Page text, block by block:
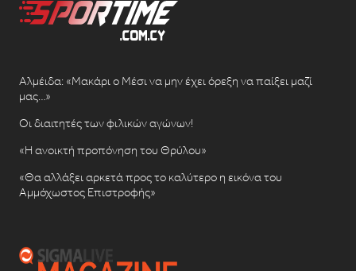
Αλμέιδα: «Μακάρι ο Μέσι να μην έχει όρεξη να παίξει μαζί
μας…»
Οι διαιτητές των φιλικών αγώνων!
«Η ανοικτή προπόνηση του Θρύλου»
«Θα αλλάξει αρκετά προς το καλύτερο η εικόνα του
Αμμόχωστος Επιστροφής»